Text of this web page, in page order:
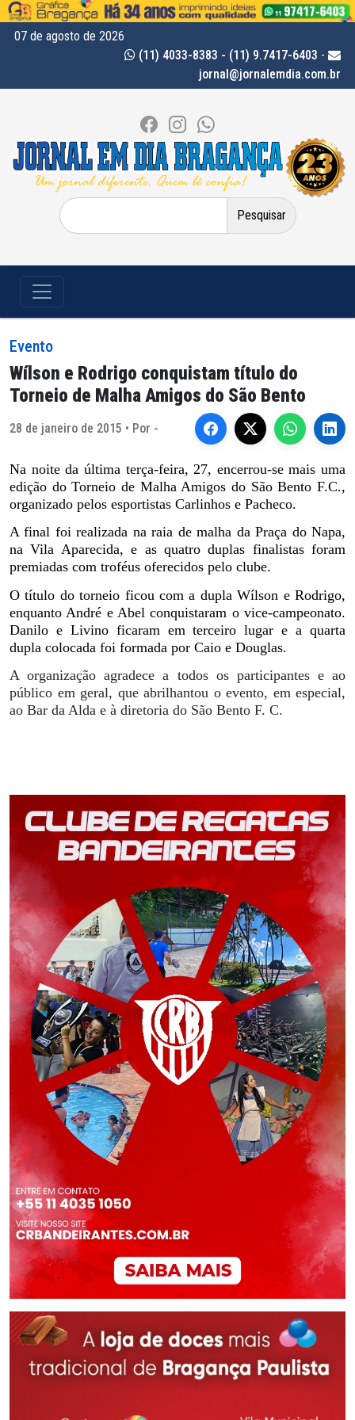
07 de agosto de 2026
(11) 4033-8383 - (11) 9.7417-6403 -
jornal@jornalemdia.com.br
Pesquisar
por:
Evento
Wílson e Rodrigo conquistam título do
Torneio de Malha Amigos do São Bento
28 de janeiro de 2015 • Por -
Na noite da última terça-feira, 27, encerrou-se mais uma
edição do Torneio de Malha Amigos do São Bento F.C.,
organizado pelos esportistas Carlinhos e Pacheco.
A final foi realizada na raia de malha da Praça do Napa,
na Vila Aparecida, e as quatro duplas finalistas foram
premiadas com troféus oferecidos pelo clube.
O título do torneio ficou com a dupla Wílson e Rodrigo,
enquanto André e Abel conquistaram o vice-campeonato.
Danilo e Livino ficaram em terceiro lugar e a quarta
dupla colocada foi formada por Caio e Douglas.
A organização agradece a todos os participantes e ao
público em geral, que abrilhantou o evento, em especial,
ao Bar da Alda e à diretoria do São Bento F. C.